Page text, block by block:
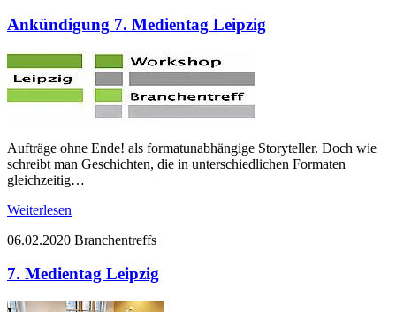
Ankündigung 7. Medientag Leipzig
Aufträge ohne Ende! als formatunabhängige Storyteller. Doch wie
schreibt man Geschichten, die in unterschiedlichen Formaten
gleichzeitig…
Weiterlesen
06.02.2020 Branchentreffs
7. Medientag Leipzig